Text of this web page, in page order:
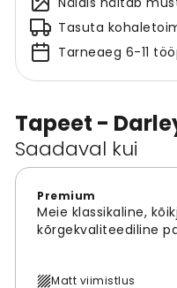
Tapeet -
Saadaval kui
Premium
Meie klassikaline,
kõrgekvaliteediline
Matt viimistlus
Tasuta
Tarneaeg 6-11